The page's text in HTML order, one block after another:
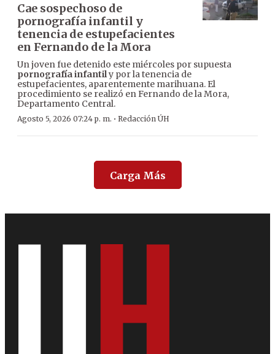
Cae sospechoso de
pornografía infantil y
tenencia de estupefacientes
en Fernando de la Mora
Un joven fue detenido este miércoles por supuesta
pornografía infantily por la tenencia de
estupefacientes, aparentemente marihuana. El
procedimiento se realizó en Fernando de la Mora,
Departamento Central.
Agosto 5, 2026 07:24 p. m. · Redacción ÚH
Carga Más